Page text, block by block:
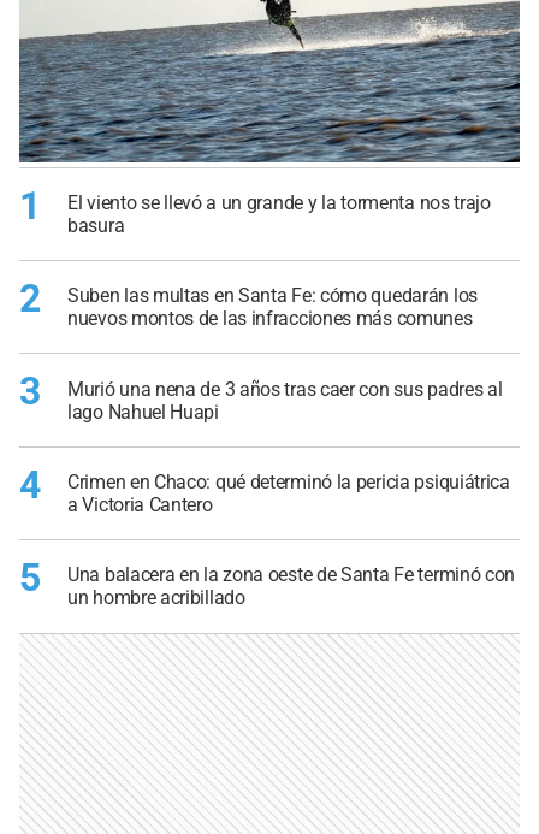
1
El viento se llevó a un grande y la tormenta nos trajo
basura
2
Suben las multas en Santa Fe: cómo quedarán los
nuevos montos de las infracciones más comunes
3
Murió una nena de 3 años tras caer con sus padres al
lago Nahuel Huapi
4
Crimen en Chaco: qué determinó la pericia psiquiátrica
a Victoria Cantero
5
Una balacera en la zona oeste de Santa Fe terminó con
un hombre acribillado